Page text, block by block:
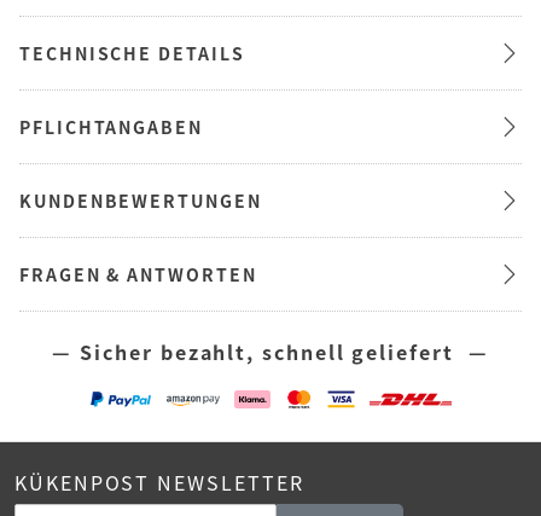
TECHNISCHE DETAILS
PFLICHTANGABEN
KUNDENBEWERTUNGEN
FRAGEN & ANTWORTEN
— Sicher bezahlt, schnell geliefert —
KÜKENPOST NEWSLETTER